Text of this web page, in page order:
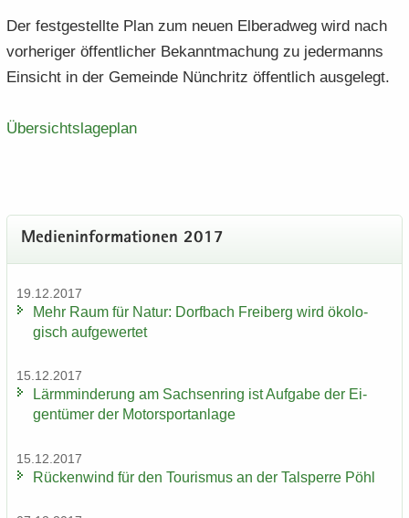
Der fest­ge­stell­te Plan zum neuen El­be­rad­weg wird nach
vor­he­ri­ger öf­fent­li­cher Be­kannt­ma­chung zu je­der­manns
Ein­sicht in der Ge­mein­de Nün­chritz öf­fent­lich aus­ge­legt.
Über­sichts­la­ge­plan
Me­di­en­in­for­ma­tio­nen 2017
19.12.2017
Mehr Raum für Natur: Dorf­bach Frei­berg wird öko­lo­
gisch auf­ge­wer­tet
15.12.2017
Lärm­min­de­rung am Sach­sen­ring ist Auf­ga­be der Ei­
gen­tü­mer der Mo­tor­sport­an­la­ge
15.12.2017
Rü­cken­wind für den Tou­ris­mus an der Tal­sper­re Pöhl